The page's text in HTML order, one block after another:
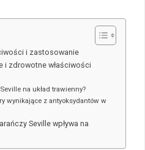
i zastosowanie
i zdrowotne właściwości
na układ trawienny?
wynikające z antyoksydantów w
Seville wpływa na